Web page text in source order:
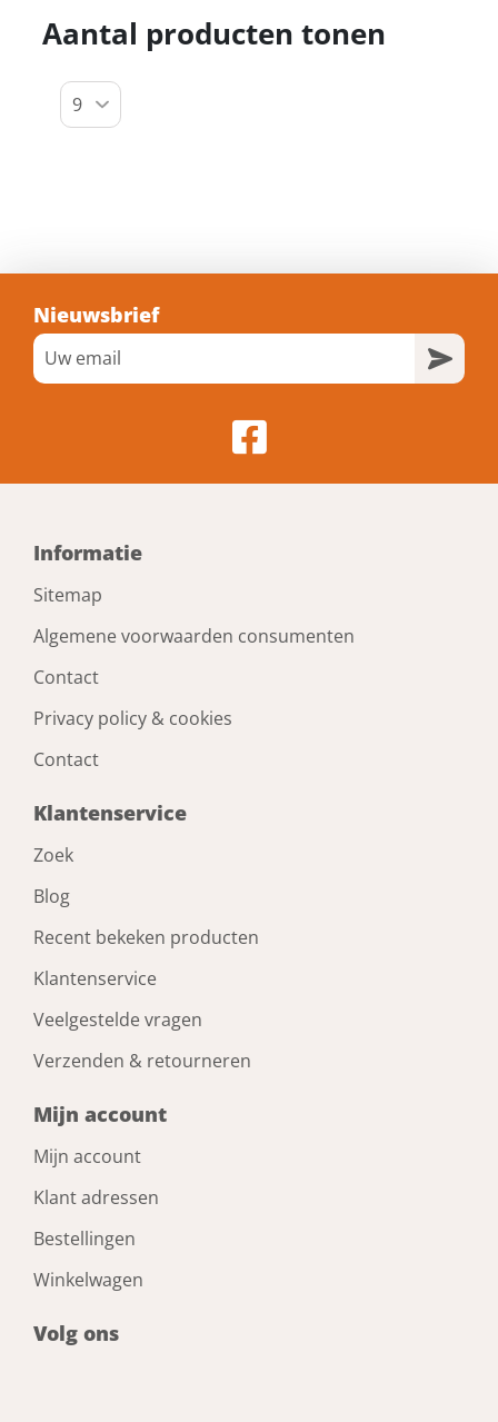
Kelfort bouw/ventilatorkachel 9.0kw
Bestel nu!
Kelfort bouw/ventilatorkachel 3.0kw
240v
Artikelnummer: 1514804
Voorraad: 6 Op voorraad
€ 56,24 incl. BTW
Prijs per 1 stuk
Bestel nu!
Voorraad: Niet op voorraad